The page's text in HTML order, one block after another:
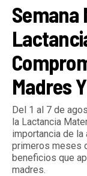
Semana
Madres
Del 1 al 7 de
la Lactancia
importancia de la
primeros meses
beneficios que
madres.